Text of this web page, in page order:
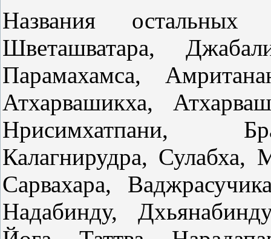
Названия
Шветашватара,
Парамахамса,
Атхарвашикха,
Нрисимхатпани,
Калагнирудра,
Сарвахара,
Надабинду,